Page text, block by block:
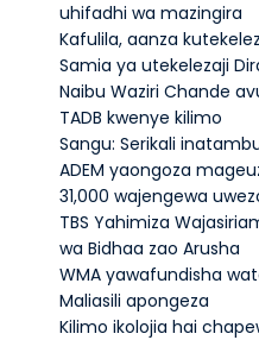
uhifadhi wa mazingira
Kafulila, aanza
Samia ya utekelezaji
Naibu Waziri Chande
TADB kwenye kilimo
Sangu: Serikali
ADEM yaongoza
31,000 wajengewa
TBS Yahimiza
wa Bidhaa zao Arusha
WMA yawafundisha
Maliasili apongeza
Kilimo ikolojia hai